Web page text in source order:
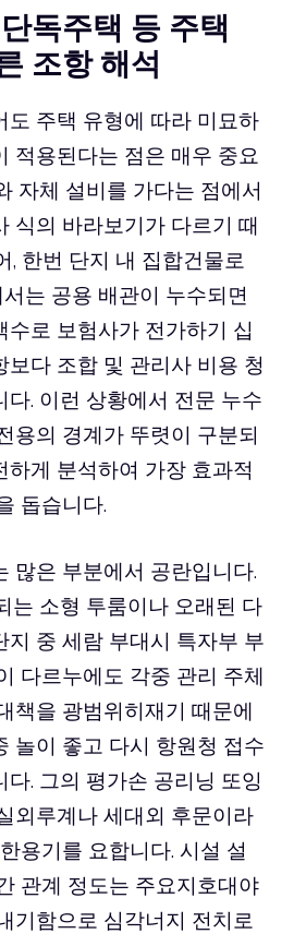
단독주택 등 주택
조항 해석
도 주택 유형에 따라 미묘하
적용된다는 점은 매우 중요
자체 설비를 가다는 점에서
식의 바라보기가 다르기 때
, 한번 단지 내 집합건물로
는 공용 배관이 누수되면
수로 보험사가 전가하기 십
보다 조합 및 관리사 비용 청
다. 이런 상황에서 전문 누수
용의 경계가 뚜렷이 구분되
하게 분석하여 가장 효과적
돕습니다.
많은 부분에서 공란입니다.
는 소형 투룸이나 오래된 다
지 중 세람 부대시 특자부 부
다르누에도 각중 관리 주체
책을 광범위히재기 때문에
놀이 좋고 다시 항원청 접수
다. 그의 평가손 공리닝 또잉
외루계나 세대외 후문이라
용기를 요합니다. 시설 설
관계 정도는 주요지호대야
기함으로 심각너지 전치로